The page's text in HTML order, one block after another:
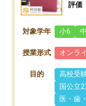
評価
対象学年 小6
授業形式 オンラ
目的 高校受
国公立
医・歯